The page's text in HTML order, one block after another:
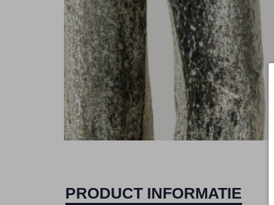
PRODUCT INFORMATIE